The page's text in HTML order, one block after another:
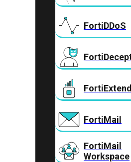
FortiDDoS
FortiMail
FortiMail
Workspace